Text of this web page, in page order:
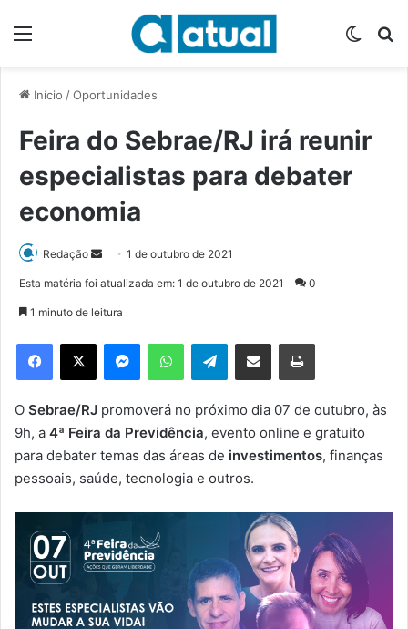
Início /Oportunidades
Feira do Sebrae/RJ irá reunir
especialistas para debater
economia
Redação
d
e
m
e
-
m
a
l
1 de outubro de 2021
Esta matéria foi atualizada em: 1 de outubro de 2021 0
1 minuto de leitura
Telegram
O Sebrae/RJ promoverá no próximo dia 07 de outubro, às
9h, a 4ª Feira da Previdência, evento online e gratuito
para debater temas das áreas de investimentos, finanças
pessoais, saúde, tecnologia e outros.